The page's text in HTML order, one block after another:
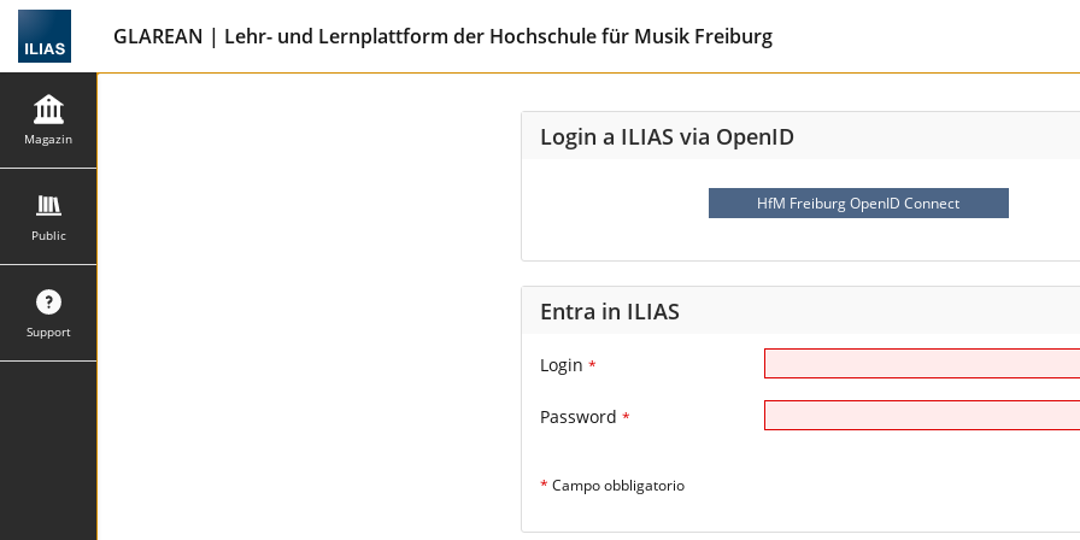
GLAREAN | Lehr- und Lernplattform der Hochschule für Musik Freiburg
Magazin
Public
Support
Login a ILIAS via OpenID
HfM Freiburg OpenID Connect
Entra in ILIAS
Login *
Password *
* Campo obbligatorio